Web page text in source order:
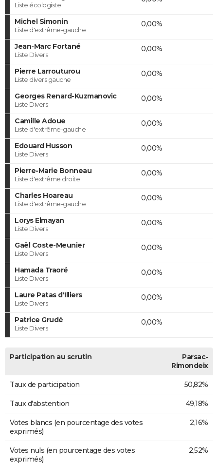
Liste écologiste
Michel Simonin
Liste d'extrême-gauche
0,00%
Jean-Marc Fortané
Liste Divers
0,00%
Pierre Larrouturou
Liste divers gauche
0,00%
Georges Renard-Kuzmanovic
Liste Divers
0,00%
Camille Adoue
Liste d'extrême-gauche
0,00%
Edouard Husson
Liste Divers
0,00%
Pierre-Marie Bonneau
Liste d'extrême droite
0,00%
Charles Hoareau
Liste d'extrême-gauche
0,00%
Lorys Elmayan
Liste Divers
0,00%
Gaël Coste-Meunier
Liste Divers
0,00%
Hamada Traoré
Liste Divers
0,00%
Laure Patas d'Illiers
Liste Divers
0,00%
Patrice Grudé
Liste Divers
0,00%
Participation au scrutin
Parsac-
Rimondeix
Taux de participation 50,82%
Taux d'abstention 49,18%
Votes blancs (en pourcentage des votes
exprimés)
2,16%
Votes nuls (en pourcentage des votes
exprimés)
2,52%